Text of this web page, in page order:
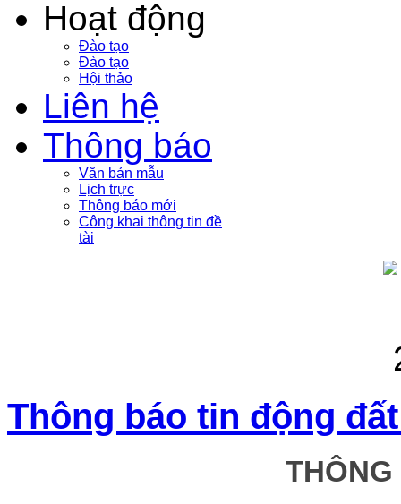
Hoạt động
Đào tạo
Đào tạo
Hội thảo
Liên hệ
Thông báo
Văn bản mẫu
Lịch trực
Thông báo mới
Công khai thông tin đề
tài
Thông báo tin động